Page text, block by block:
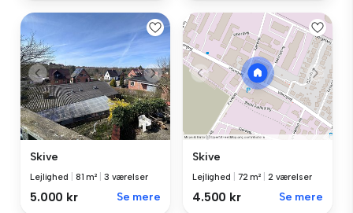
Skive
Lejlighed 81 m² 3 værelser
5.000 kr Se mere
Skive
Lejlighed 72 m² 2 værelser
4.500 kr Se mere